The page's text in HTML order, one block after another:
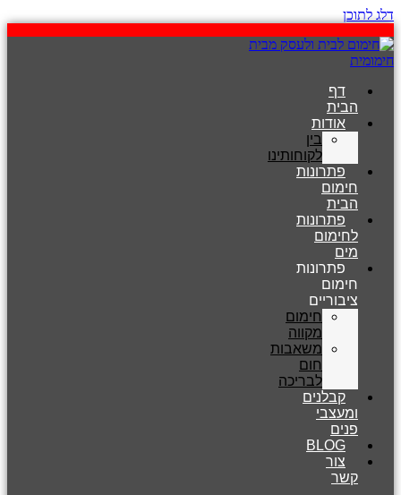
דלג לתוכן
דף
הבית
אודות
בין
לקוחותינו
פתרונות
חימום
הבית
פתרונות
לחימום
מים
פתרונות
חימום
ציבוריים
חימום
מקווה
משאבות
חום
לבריכה
קבלנים
ומעצבי
פנים
BLOG
צור
קשר